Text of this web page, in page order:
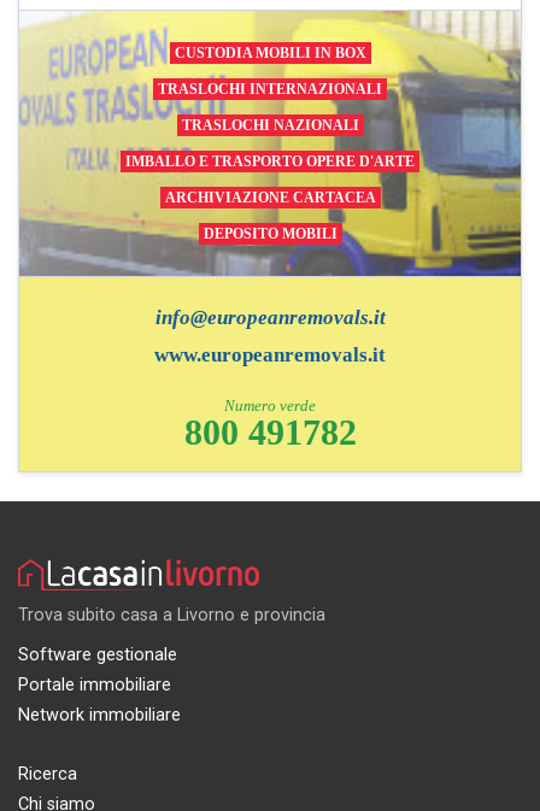
CUSTODIA MOBILI IN BOX
TRASLOCHI INTERNAZIONALI
TRASLOCHI NAZIONALI
IMBALLO E TRASPORTO OPERE D'ARTE
ARCHIVIAZIONE CARTACEA
DEPOSITO MOBILI
info@europeanremovals.it
www.europeanremovals.it
Numero verde
800 491782
Trova subito casa a Livorno e provincia
Software gestionale
Portale immobiliare
Network immobiliare
Ricerca
Chi siamo